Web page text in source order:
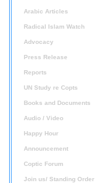
Arabic Articles
Radical Islam Watch
Advocacy
Press Release
Reports
UN Study re Copts
Books and Documents
Audio / Video
Happy Hour
Announcement
Coptic Forum
Join us/ Standing Order